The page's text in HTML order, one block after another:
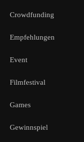
Crowdfunding
Empfehlungen
Event
Filmfestival
Games
Gewinnspiel